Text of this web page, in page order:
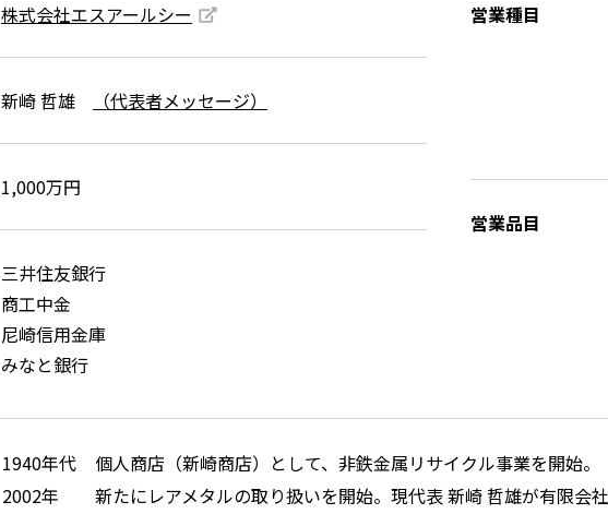
株式会社エスアールシー
新崎 哲雄 （代表者メッセージ）
1,000万円
三井住友銀行
商工中金
尼崎信用金庫
みなと銀行
営業種目
営業品目
1940年代
個人商店（新崎商店）として、非鉄金属リサイクル事業を開始。
2002年
新たにレアメタルの取り扱いを開始。現代表 新崎 哲雄が有限会